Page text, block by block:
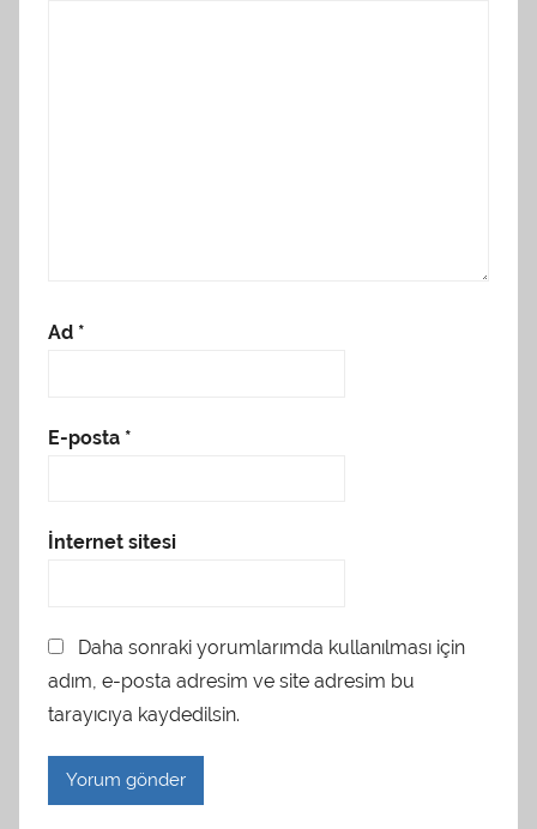
Ad *
E-posta *
İnternet sitesi
Daha sonraki yorumlarımda kullanılması için
adım, e-posta adresim ve site adresim bu
tarayıcıya kaydedilsin.